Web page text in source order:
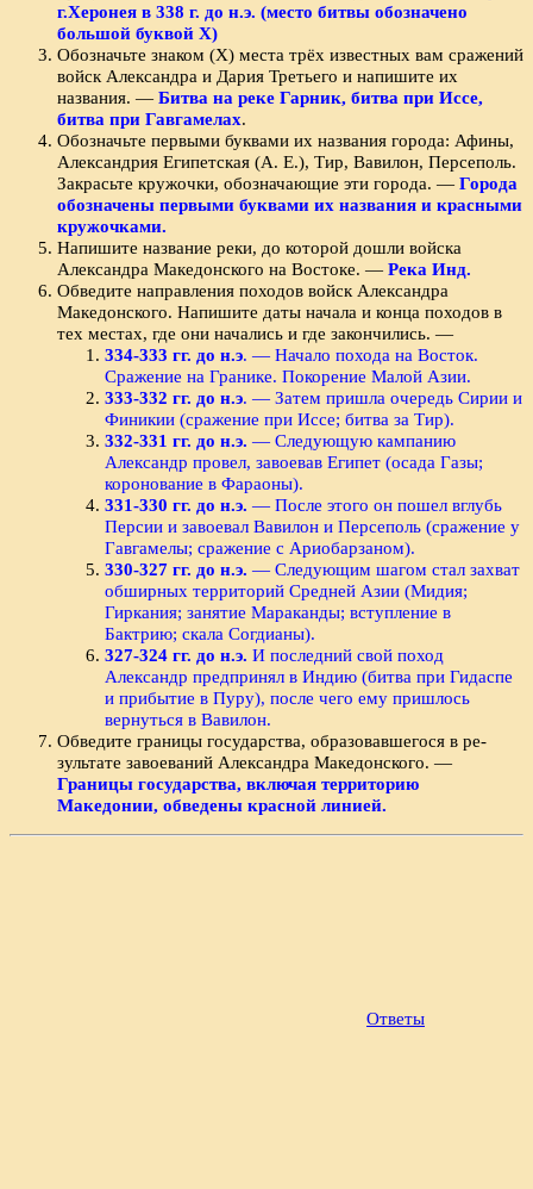
г.Херонея в 338 г. до н.э. (место битвы обозначено
большой буквой Х)
Обозначьте знаком (X) места трёх известных вам сражений
войск Александра и Дария Третьего и напиши­те их
названия. — Битва на реке Гарник, битва при Иссе,
битва при Гавгамелах.
Обозначьте первыми буквами их названия города: Афины,
Александрия Египетская (А. Е.), Тир, Вавилон, Персеполь.
Закрасьте кружочки, обозначающие эти города. — Города
обозначены первыми буквами их названия и красными
кружочками.
Напишите название реки, до которой дошли войска
Александра Македонского на Востоке. — Река Инд.
Обведите направления походов войск Александра
Македонского. Напишите даты начала и конца походов в
тех местах, где они начались и где закончились. —
334-333 гг. до н.э. — Начало похода на Восток.
Сражение на Гранике. Покорение Малой Азии.
333-332 гг. до н.э. — Затем пришла очередь Сирии и
Финикии (сражение при Иссе; битва за Тир).
332-331 гг. до н.э. — Следующую кампанию
Александр провел, завоевав Египет (осада Газы;
коронование в Фараоны).
331-330 гг. до н.э. — После этого он пошел вглубь
Персии и завоевал Вавилон и Персеполь (сражение у
Гавгамелы; сражение с Ариобарзаном).
330-327 гг. до н.э. — Следующим шагом стал захват
обширных территорий Средней Азии (Мидия;
Гиркания; занятие Мараканды; вступление в
Бактрию; скала Согдианы).
327-324 гг. до н.э. И последний свой поход
Александр предпринял в Индию (битва при Гидаспе
и прибытие в Пуру), после чего ему пришлось
вернуться в Вавилон.
Обведите границы государства, образовавшегося в ре­
зультате завоеваний Александра Македонского. —
Границы государства, включая территорию
Македонии, обведены красной линией.
Ответы